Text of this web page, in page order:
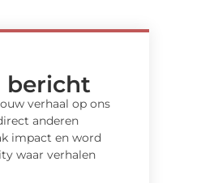
bericht
verhaal op ons
anderen
impact en word
waar verhalen